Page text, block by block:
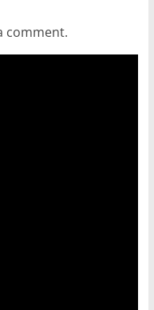
comment.